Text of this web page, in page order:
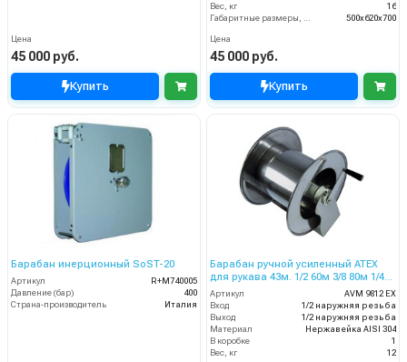
Цена
45 000 руб.
Купить
Вес, кг
16
500x620x700
Цена
45 000 руб.
Купить
Барабан инерционный SoST-20
Артикул
R+M740005
Давление (бар)
400
Страна-производитель
Италия
Барабан ручной усиленный ATEX
для рукава 43м. 1/2 60м 3/8 80м 1/4
(нерж.) 1/2ш.1/2ш. 200 бар
Артикул
AVM 9812 EX
Вход
1/2 наружняя резьба
Выход
1/2 наружняя резьба
Материал
Нержавейка AISI 304
В коробке
1
Вес, кг
12